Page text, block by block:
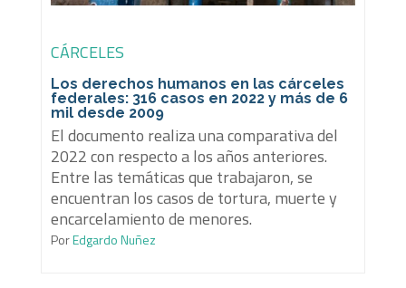
CÁRCELES
Los derechos humanos en las cárceles
federales: 316 casos en 2022 y más de 6
mil desde 2009
El documento realiza una comparativa del
2022 con respecto a los años anteriores.
Entre las temáticas que trabajaron, se
encuentran los casos de tortura, muerte y
encarcelamiento de menores.
PorEdgardo Nuñez